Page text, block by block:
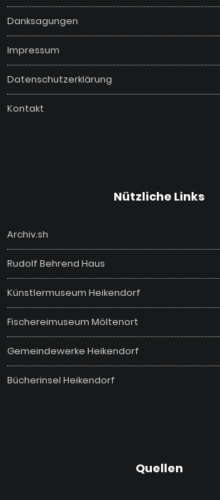
Danksagungen
Impressum
Datenschutzerklärung
Kontakt
Nützliche Links
Archiv.sh
Rudolf Behrend Haus
Künstlermuseum Heikendorf
Fischereimuseum Möltenort
Gemeindewerke Heikendorf
Bücherinsel Heikendorf
Quellen